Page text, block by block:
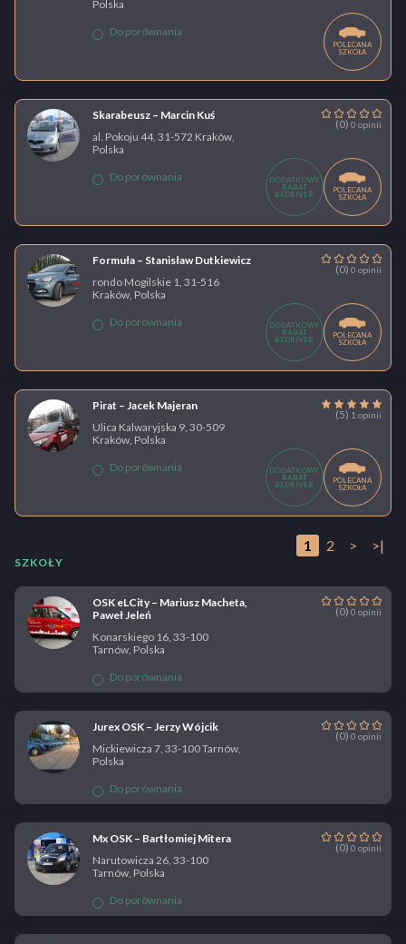
Polska
Do porównania
POLECANA
SZKOŁA
Skarabeusz – Marcin Kuś
(0) 0 opinii
al. Pokoju 44, 31-572 Kraków,
Polska
Do porównania
DODATKOWY
RABAT
BEDRIVER
POLECANA
SZKOŁA
Formuła – Stanisław Dutkiewicz
(0) 0 opinii
rondo Mogilskie 1, 31-516
Kraków, Polska
Do porównania
DODATKOWY
RABAT
BEDRIVER
POLECANA
SZKOŁA
Pirat – Jacek Majeran
(5) 1 opinii
Ulica Kalwaryjska 9, 30-509
Kraków, Polska
Do porównania
DODATKOWY
RABAT
BEDRIVER
POLECANA
SZKOŁA
1 2 > >|
SZKOŁY
OSK eLCity – Mariusz Macheta,
Paweł Jeleń
(0) 0 opinii
Konarskiego 16, 33-100
Tarnów, Polska
Do porównania
Jurex OSK – Jerzy Wójcik
(0) 0 opinii
Mickiewicza 7, 33-100 Tarnów,
Polska
Do porównania
Mx OSK – Bartłomiej Mitera
(0) 0 opinii
Narutowicza 26, 33-100
Tarnów, Polska
Do porównania